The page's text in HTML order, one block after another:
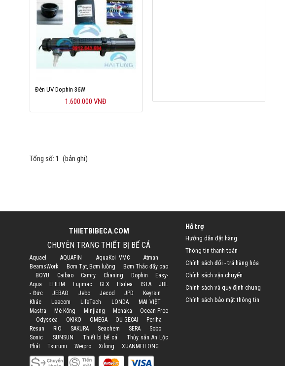
Đèn UV Dophin 36W
1.600.000 VNĐ
Tổng số: 1 (bản ghi)
THIETBIBECA.COM
CHUYÊN TRANG THIẾT BỊ BỂ CÁ
Aquael AQUAFIN AquaKoi VMC
Atman
BeamsWork
Bơm Tạt, Bơm luồng
Bơm Thác đẩy cao
BOYU
Caibao Camry Chaning Dophin
Easy-
Aqua
EHEIM Fujimac GEX Hailea ISTA
JBL
- Đức
JEBAO Jebo Jecod JPD
Keyrsin
Khác
Leecom LifeTech LONDA
MAI VIỆT
Mastra
Mê Kông Minjiang Monaka
Ocean Free
Odyssea
OKIKO OMEGA OU GECAI
Periha
Resun
RIO SAKURA Seachem SERA
Sobo
Sonic
SUNSUN Thiết bị bể cá
Thủy sản An Lộc
Phát
Tsurumi Weipro Xilong XUANMEILONG
Hỗ trợ
Hướng dẫn đặt hàng
Thông tin thanh toán
Chính sách đổi - trả hàng hóa
Chính sách vận chuyển
Chính sách và quy định chung
Chính sách bảo mật thông tin